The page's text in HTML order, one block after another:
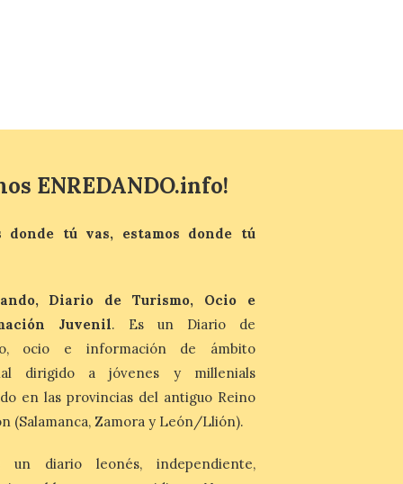
motivo de la marcha en
6 Ago 2026
organizado por la sección
Turismo, Ocio e Información para
jóvenes “Enredando.info”. Eduardo
Morán nos envía desde la carretera […]
ENREDANDO.info!
donde tú vas, estamos donde tú
Diario de Turismo, Ocio e
Juvenil. Es un Diario de
ocio e información de ámbito
dirigido a jóvenes y millenials
en las provincias del antiguo Reino
(Salamanca, Zamora y León/Llión).
un diario leonés, independiente,